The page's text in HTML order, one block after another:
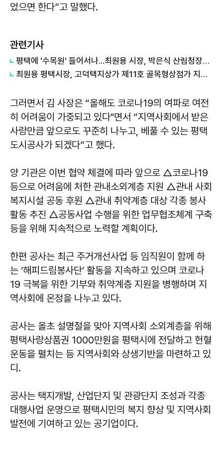
었으면 한다”고 말했다.
관련기사
평택에 '수목원' 들어서나...최원용 시장, 박은식 산림청장에게 국유지 활용 건의
최원용 평택시장, 고덕택지상가 제11호 골목형상점가 지정...온누리상품권 사용 기반 확대
그러면서 김 사장은 “올해도 코로나19의 여파로 여전
히 어려움이 가중되고 있다"면서 “지역사회에서 받은
사랑만큼 앞으로도 꾸준히 나누고, 베풀 수 있는 평택
도시공사가 되겠다”고 했다.
양 기관은 이번 협약 체결에 따라 앞으로 △코로나19
등으로 어려움에 처한 관내소외계층 지원 △관내 사회
복지시설 공동 후원 △관내 취약계층 대상 각종 봉사
활동 추진 △공동사업 수행을 위한 업무협조체계 구축
등을 위해 지속적으로 노력할 계획이다.
한편 공사는 최근 주거개선사업 등 임직원이 함께 하
는 ‘해피드림봉사단’ 활동을 지속하고 있으며 코로나
19 극복을 위한 기부와 취약계층 지원을 병행하며 지
역사회에 온정을 나누고 있다.
공사는 올초 설명절을 맞아 지역사회 소외계층을 위해
평택사랑상품권 1000만원을 평택시에 전달하고 헌혈
운동을 펼치는 등 지역사회와 상생기반을 마련하고 있
디.
공사는 택지개발, 산업단지 및 관광단지 조성과 각종
대행사업 운영으로 평택시민의 복지 향상 및 지역사회
발전에 기여하고 있는 공기업이다.